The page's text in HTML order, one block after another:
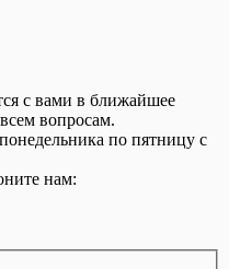
с вами в ближайшее
вопросам.
по пятницу с
нам: